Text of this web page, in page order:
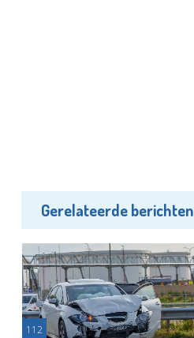
Gerelateerde berichten
112